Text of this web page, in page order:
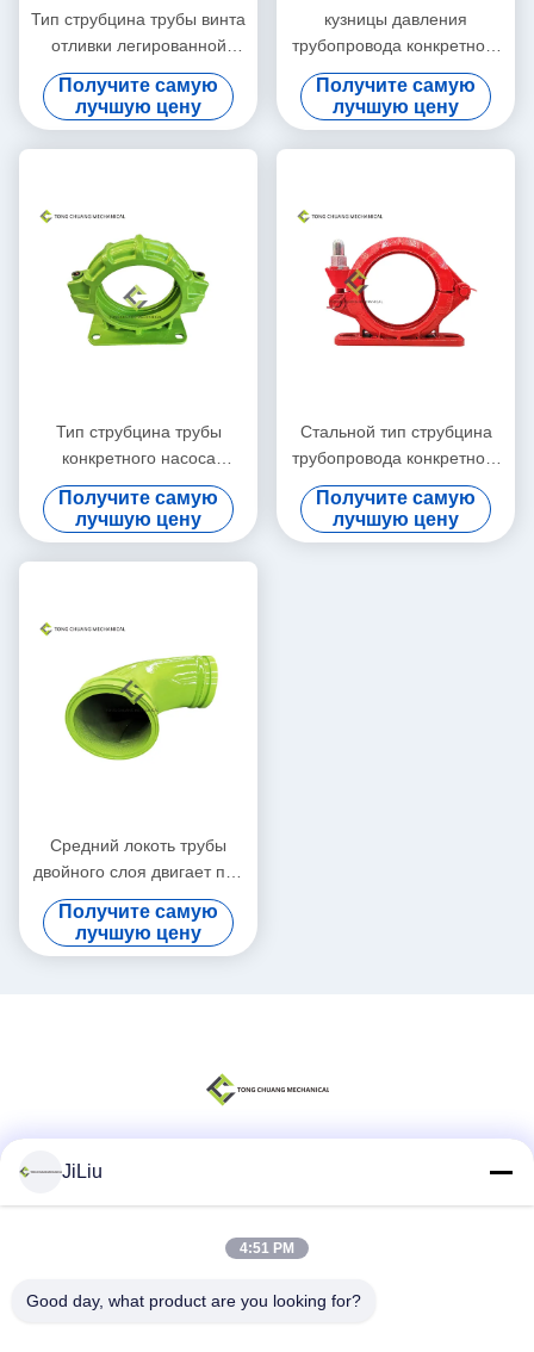
Тип струбцина трубы винта
отливки легированной
стали трубопровода
конкретного насоса 175A
Получите самую
лучшую цену
кузницы давления
трубопровода конкретного
насоса 125A струбцины
высокой стальные
Получите самую
лучшую цену
Тип струбцина трубы
конкретного насоса
отверстия 125A 4 с местом
001693301A00041
Получите самую
лучшую цену
Стальной тип струбцина
трубопровода конкретного
насоса трубы отверстия
125A 2 с местом
001693301A00041
Получите самую
лучшую цену
Средний локоть трубы
двойного слоя двигает под
углом высокий утюг
125*R190.5-90° хромия
Получите самую
лучшую цену
Быстрый контакт
JiLiu
4:51 PM
Good day, what product are you looking for?